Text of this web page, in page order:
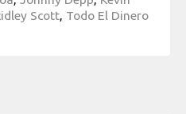
Scott Todo El Dinero